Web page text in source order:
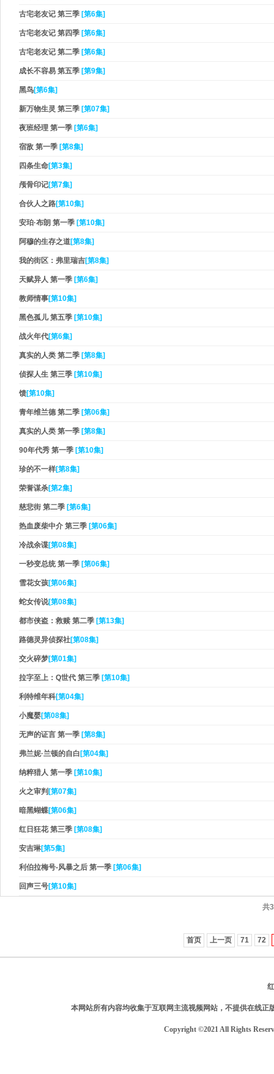
古宅老友记 第三季 [第6集]
古宅老友记 第四季 [第6集]
古宅老友记 第二季 [第6集]
成长不容易 第五季 [第9集]
黑鸟[第6集]
新万物生灵 第三季 [第07集]
夜班经理 第一季 [第6集]
宿敌 第一季 [第8集]
四条生命[第3集]
颅骨印记[第7集]
合伙人之路[第10集]
安珀·布朗 第一季 [第10集]
阿穆的生存之道[第8集]
我的街区：弗里瑞吉[第8集]
天赋异人 第一季 [第6集]
教师情事[第10集]
黑色孤儿 第五季 [第10集]
战火年代[第6集]
真实的人类 第二季 [第8集]
侦探人生 第三季 [第10集]
馈[第10集]
青年维兰德 第二季 [第06集]
真实的人类 第一季 [第8集]
90年代秀 第一季 [第10集]
珍的不一样[第8集]
荣誉谋杀[第2集]
慈悲街 第二季 [第6集]
热血废柴中介 第三季 [第06集]
冷战余谍[第08集]
一秒变总统 第一季 [第06集]
雪花女孩[第06集]
蛇女传说[第08集]
都市侠盗：救赎 第二季 [第13集]
路德灵异侦探社[第08集]
交火碎梦[第01集]
拉字至上：Q世代 第三季 [第10集]
利特维年科[第04集]
小魔婴[第08集]
无声的证言 第一季 [第8集]
弗兰妮·兰顿的自白 [第04集]
纳粹猎人 第一季 [第10集]
火之审判 [第07集]
暗黑蝴蝶[第06集]
红日狂花 第三季 [第08集]
安吉琳[第5集]
利伯拉梅号-风暴之后 第一季 [第06集]
回声三号[第10集]
共
首页 上一页 71 72
本网站所有内容均收集于互联网主流视频网站，不提供在线
Copyright ©2021 All Rights